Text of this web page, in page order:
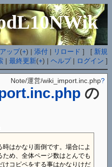
ップ(+) |添付 | リロード ] [ 新規
|最終更新(+) |ヘルプ| ログイン ]
の
Note/運営/wiki_import.inc.php?